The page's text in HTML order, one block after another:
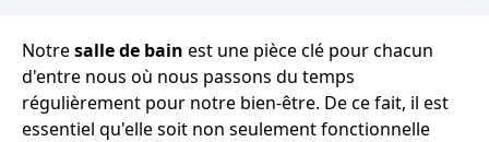
Notresalle de bain est une pièce clé pour chacun
d'entre nous où nous passons du temps
régulièrement pour notre bien-être. De ce fait, il est
essentiel qu'elle soit non seulement fonctionnelle